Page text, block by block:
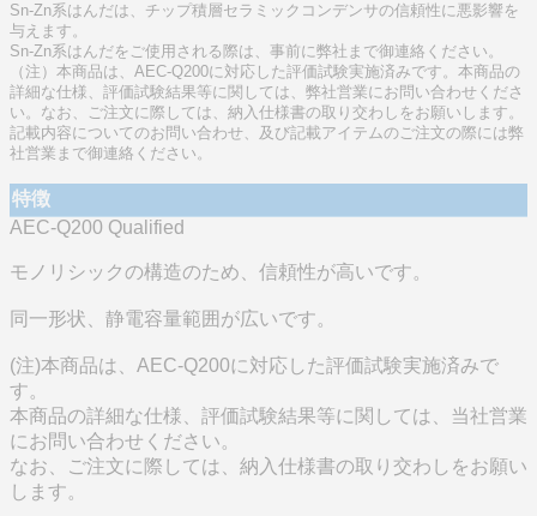
Sn-Zn系はんだは、チップ積層セラミックコンデンサの信頼性に悪影響を
与えます。
Sn-Zn系はんだをご使用される際は、事前に弊社まで御連絡ください。
（注）本商品は、AEC-Q200に対応した評価試験実施済みです。本商品の
詳細な仕様、評価試験結果等に関しては、弊社営業にお問い合わせくださ
い。なお、ご注文に際しては、納入仕様書の取り交わしをお願いします。
記載内容についてのお問い合わせ、及び記載アイテムのご注文の際には弊
社営業まで御連絡ください。
特徴
AEC-Q200 Qualified
モノリシックの構造のため、信頼性が高いです。
同一形状、静電容量範囲が広いです。
(注)本商品は、AEC-Q200に対応した評価試験実施済みで
す。
本商品の詳細な仕様、評価試験結果等に関しては、当社営業
にお問い合わせください。
なお、ご注文に際しては、納入仕様書の取り交わしをお願い
します。